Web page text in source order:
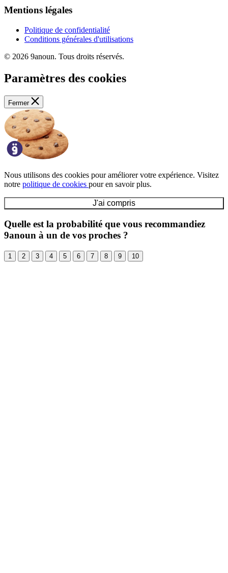
Mentions légales
Politique de confidentialité
Conditions générales d'utilisations
© 2026 9anoun. Tous droits réservés.
Paramètres des cookies
Fermer
Nous utilisons des cookies pour améliorer votre expérience. Visitez
notre politique de cookies pour en savoir plus.
J'ai compris
Quelle est la probabilité que vous recommandiez
9anoun à un de vos proches ?
1 2 3 4 5 6 7 8 9 10